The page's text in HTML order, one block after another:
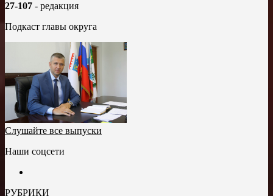
27-107 - редакция
Подкаст главы округа
Слушайте все выпуски
Наши соцсети
РУБРИКИ